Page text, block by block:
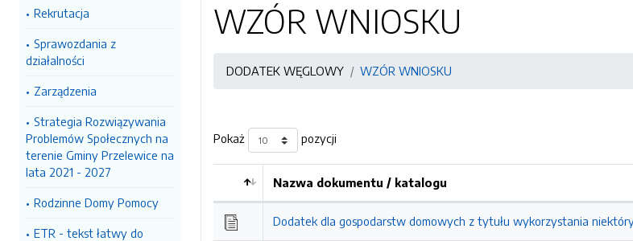
Rekrutacja
Sprawozdania z
działalności
Zarządzenia
Strategia Rozwiązywania
Problemów Społecznych na
terenie Gminy Przelewice na
lata 2021 - 2027
Rodzinne Domy Pomocy
ETR - tekst łatwy do
WZÓR WNIOSKU
DODATEK WĘGLOWY WZÓR WNIOSKU
Pokaż pozycji
Kolejność
Nazwa dokumentu / katalogu
Dodatek dla gospodarstw domowych z tytułu wykorzystania